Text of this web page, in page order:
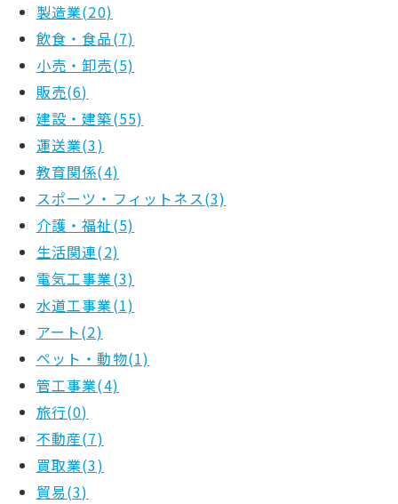
製造業(20)
飲食・食品(7)
小売・卸売(5)
販売(6)
建設・建築(55)
運送業(3)
教育関係(4)
スポーツ・フィットネス(3)
介護・福祉(5)
生活関連(2)
電気工事業(3)
水道工事業(1)
アート(2)
ペット・動物(1)
管工事業(4)
旅行(0)
不動産(7)
買取業(3)
貿易(3)